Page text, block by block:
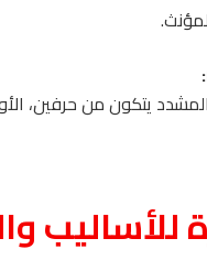
يتكون من حرفين،